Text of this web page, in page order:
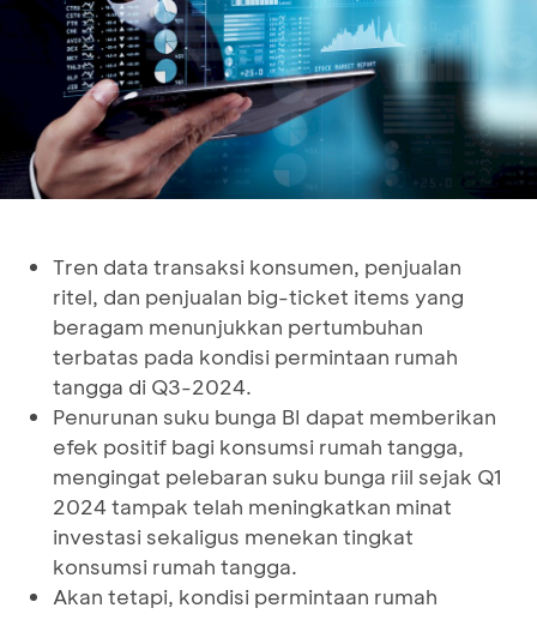
Tren data transaksi konsumen, penjualan
ritel, dan penjualan big-ticket items yang
beragam menunjukkan pertumbuhan
terbatas pada kondisi permintaan rumah
tangga di Q3-2024.
Penurunan suku bunga BI dapat memberikan
efek positif bagi konsumsi rumah tangga,
mengingat pelebaran suku bunga riil sejak Q1
2024 tampak telah meningkatkan minat
investasi sekaligus menekan tingkat
konsumsi rumah tangga.
Akan tetapi, kondisi permintaan rumah